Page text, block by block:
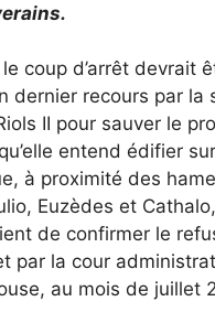
coup d’arrêt devrait
dernier recours par la
II pour sauver le
entend édifier
à proximité des
Euzèdes et
de confirmer le
par la cour
au mois de juillet